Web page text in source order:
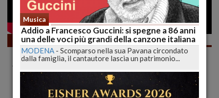
Fumetti
TOP 10+1 MANGA 2021 "PER ADULTI" (o
Adolescenti Curiosi) | lucadeejay
Musica
Addio a Francesco Guccini: si spegne a 86 anni
una delle voci più grandi della canzone italiana
MODENA - Scomparso nella sua Pavana circondato
dalla famiglia, il cantautore lascia un patrimonio...